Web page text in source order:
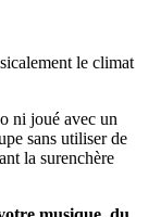
le climat
ni joué avec un
sans utiliser de
la surenchère